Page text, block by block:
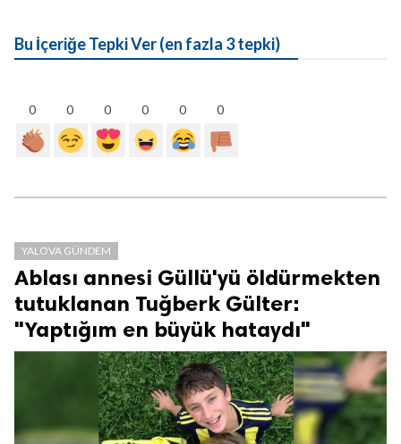
Bu İçeriğe Tepki Ver (en fazla 3 tepki)
0 0 0 0 0 0
YALOVA GÜNDEM
Ablası annesi Güllü'yü öldürmekten
tutuklanan Tuğberk Gülter:
"Yaptığım en büyük hataydı"